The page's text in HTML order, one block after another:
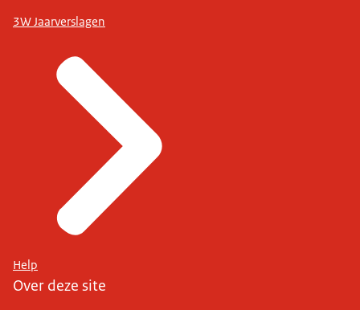
3W Jaarverslagen
Help
Over deze site